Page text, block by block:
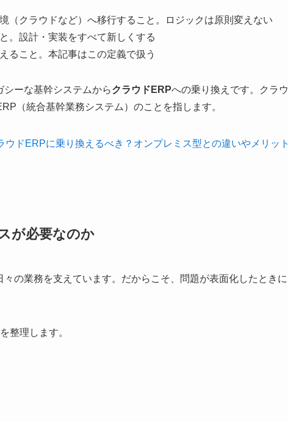
（クラウドなど）へ移行すること。ロジックは原則変えない
。設計・実装をすべて新しくする
ること。本記事はこの定義で扱う
ーな基幹システムからクラウドERPへの乗り換えです。クラウ
（統合基幹業務システム）のことを指します。
ウドERPに乗り換えるべき？オンプレミス型との違いやメリット
が必要なのか
の業務を支えています。だからこそ、問題が表面化したときに
整理します。